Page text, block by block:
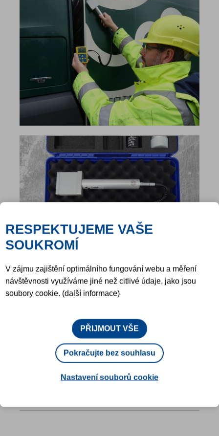
RESPEKTUJEME VAŠE
SOUKROMÍ
V zájmu zajištění optimálního fungování webu a měření
návštěvnosti využíváme jiné než citlivé údaje, jako jsou
soubory cookie. (další informace)
PŘIJMOUT VŠE
Pokračujte bez souhlasu
Nastavení souborů cookie